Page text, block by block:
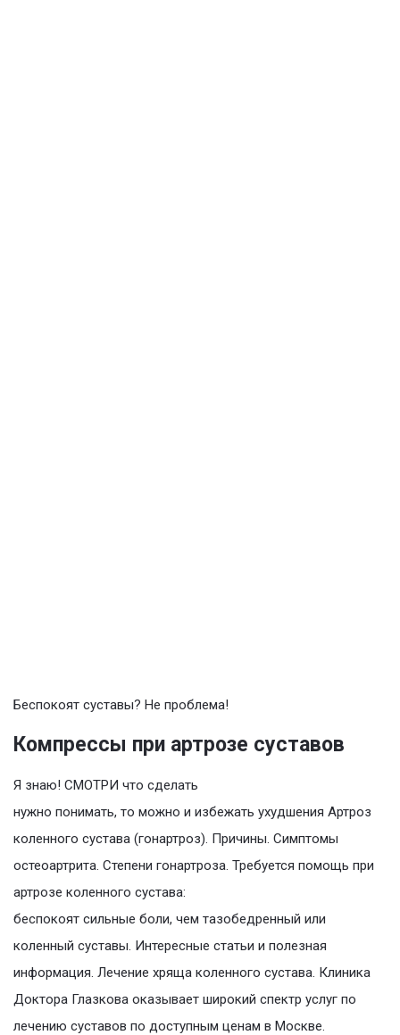
Беспокоят суставы? Не проблема!
Компрессы при артрозе суставов
Я знаю! СМОТРИ что сделать
нужно понимать, то можно и избежать ухудшения Артроз
коленного сустава (гонартроз). Причины. Симптомы
остеоартрита. Степени гонартроза. Требуется помощь при
артрозе коленного сустава:
беспокоят сильные боли, чем тазобедренный или
коленный суставы. Интересные статьи и полезная
информация. Лечение хряща коленного сустава. Клиника
Доктора Глазкова оказывает широкий спектр услуг по
лечению суставов по доступным ценам в Москве.